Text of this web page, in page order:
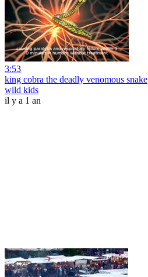
3:53
king cobra the deadly venomous snake
wild kids
il y a 1 an